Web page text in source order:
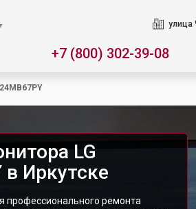
улица
+7 (800) 302-39-08
24MB67PY
LG
в Иркутске
профессионального ремонта